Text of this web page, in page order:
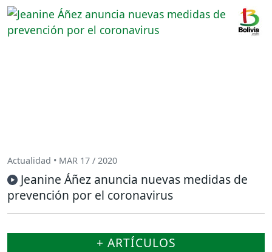
Actualidad • MAR 17 / 2020
Jeanine Áñez anuncia nuevas medidas de
prevención por el coronavirus
+ ARTÍCULOS